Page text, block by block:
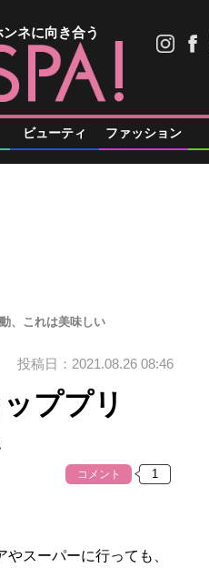
ネに向き合う
ビューティ ファッション
、これは美味しい
投稿日：2021.08.26 08:46
ププリ
コメント
スーパーに行っても、